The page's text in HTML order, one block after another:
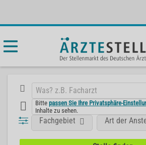
Bittepassen Sie Ihre Privatsphäre-
Inhalte zu sehen.
Fachgebiet Art der